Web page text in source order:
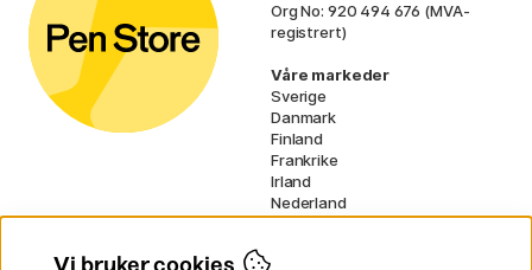
Org No: 920 494 676 (MVA-
registrert)
Våre markeder
Sverige
Danmark
Finland
Frankrike
Irland
Nederland
Tyskland